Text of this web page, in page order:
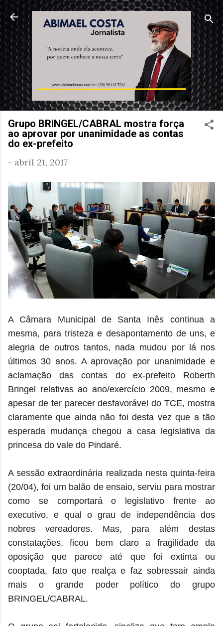
Pular para o conteúdo principal
Grupo BRINGEL/CABRAL mostra força
ao aprovar por unanimidade as contas
do ex-prefeito
- abril 21, 2017
A Câmara Municipal de Santa Inês continua a
mesma, para tristeza e desapontamento de uns, e
alegria de outros tantos, nada mudou por lá nos
últimos 30 anos. A aprovação por unanimidade e
aclamação das contas do ex-prefeito Roberth
Bringel relativas ao ano/exercício 2009, mesmo e
apesar de terparecer desfavorável do TCE, mostra
claramente que ainda não foi desta vez que a tão
esperada mudança chegou a casa legislativa da
princesa do vale do Pindaré.
A sessão extraordinária realizada nesta quinta-feira
(20/04), foi um balão de ensaio, serviu para mostrar
como se comportará o legislativo frente ao
executivo, e qual o grau de independência dos
nobres vereadores. Mas, para além destas
constatações, ficou bem claro a fragilidade da
oposição que parece até que foi extinta ou
cooptada, fato que realça e faz sobressair ainda
mais o grande poder político do grupo
BRINGEL/CABRAL.